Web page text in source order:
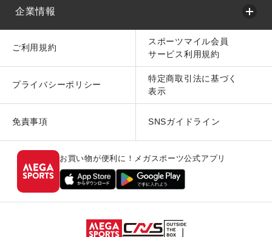
企業情報
ご利用規約
スポーツマイル会員
サービス利用規約
プライバシーポリシー
特定商取引法に基づく
表示
免責事項 SNSガイドライン
お買い物が便利に！メガスポーツ公式アプリ